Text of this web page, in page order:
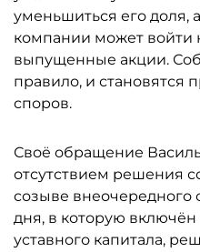
уменьшиться его доля,
компании может войти
выпущенные акции.
правило, и становятся
споров.
Своё обращение
отсутствием решения
созыве внеочередного
дня, в которую
уставного капитала,